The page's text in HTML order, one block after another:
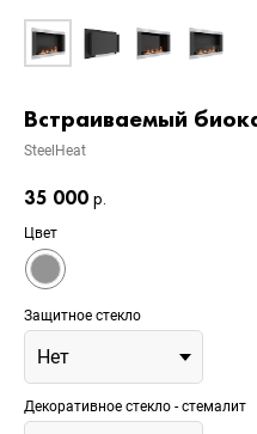
Встраиваемый
SteelHeat
35 000р.
Цвет
Защитное стекло
Декоративное стекло - стемалит